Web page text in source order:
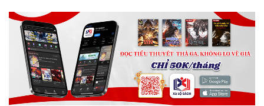
Mạt Thế
Mỹ Thực
Ngôn Tình
Ngược